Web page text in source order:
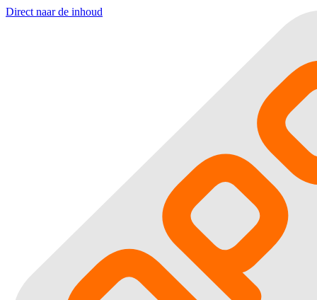
Direct naar de inhoud